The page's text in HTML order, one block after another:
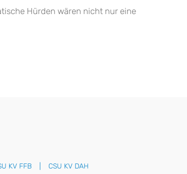
Hürden wären nicht nur eine
KV FFB CSU KV DAH